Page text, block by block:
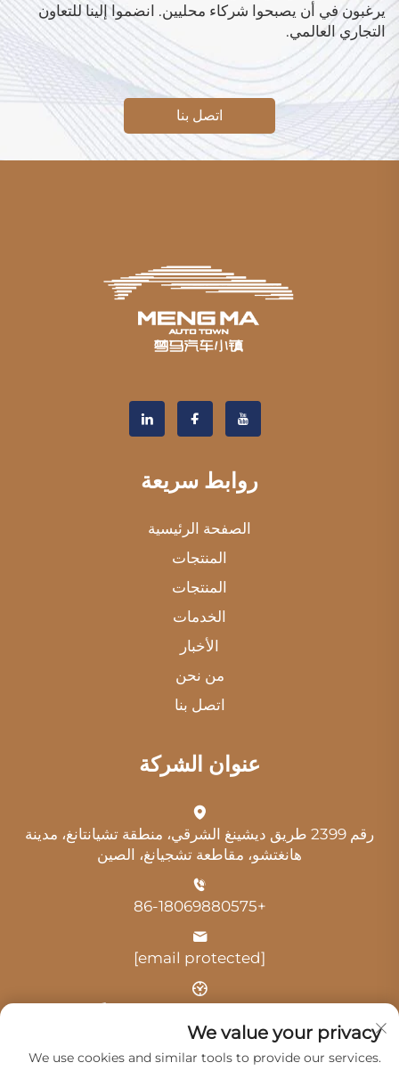
يرغبون في أن يصبحوا شركاء محليين. انضموا إلينا للتعاون
التجاري العالمي.
اتصل بنا
روابط سريعة
الصفحة الرئيسية
المنتجات
المنتجات
الخدمات
الأخبار
من نحن
اتصل بنا
عنوان الشركة
رقم 2399 طريق ديشينغ الشرقي، منطقة تشيانتانغ، مدينة
هانغتشو، مقاطعة تشجيانغ، الصين
+86-18069880575
[email protected]
We value your privacy
We use cookies and similar tools to provide our services.